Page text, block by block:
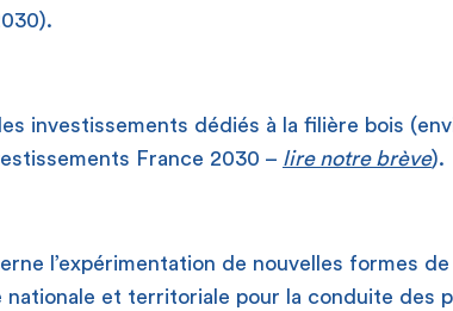
investissements dédiés à la filière bois
France 2030 – lire notre brève).
l’expérimentation de nouvelles formes
nationale et territoriale pour la conduite des